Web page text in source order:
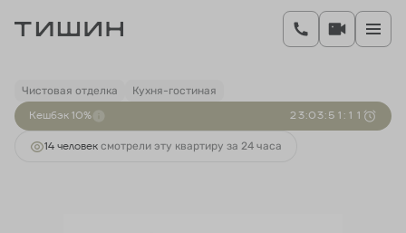
2-комнатная56.25 м 11 414 000 руб.
Ипотекаот 42 376 руб.
Чистовая отделка Кухня-гостиная
Кешбэк 10% 2 3:03: 5 1 : 1 1
14 человек смотрели эту квартиру за 24 часа